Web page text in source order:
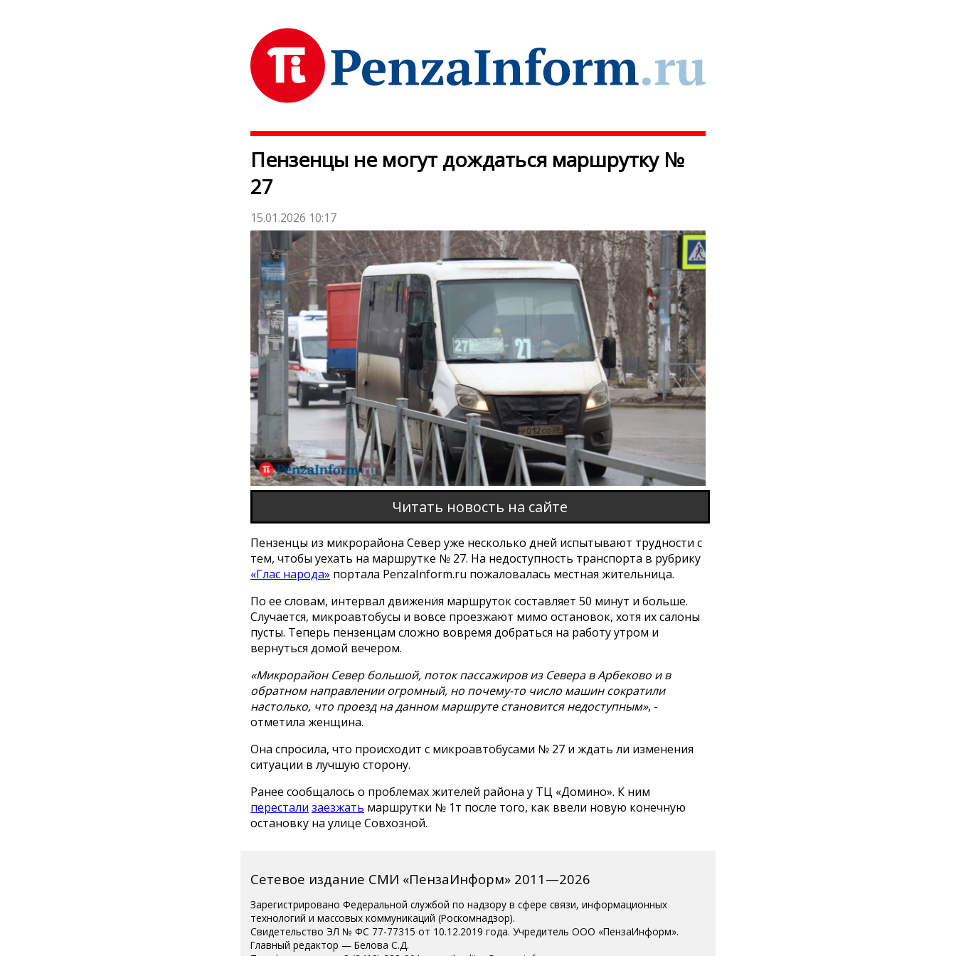
Пензенцы не могут дождаться маршрутку №
27
15.01.2026 10:17
Читать новость на сайте
Пензенцы из микрорайона Север уже несколько дней испытывают трудности с
тем, чтобы уехать на маршрутке № 27. На недоступность транспорта в рубрику
«Глас народа» портала PenzaInform.ru пожаловалась местная жительница.
По ее словам, интервал движения маршруток составляет 50 минут и больше.
Случается, микроавтобусы и вовсе проезжают мимо остановок, хотя их салоны
пусты. Теперь пензенцам сложно вовремя добраться на работу утром и
вернуться домой вечером.
«Микрорайон Север большой, поток пассажиров из Севера в Арбеково и в
обратном направлении огромный, но почему-то число машин сократили
настолько, что проезд на данном маршруте становится недоступным», -
отметила женщина.
Она спросила, что происходит с микроавтобусами № 27 и ждать ли изменения
ситуации в лучшую сторону.
Ранее сообщалось о проблемах жителей района у ТЦ «Домино». К ним
перестали заезжать маршрутки № 1т после того, как ввели новую конечную
остановку на улице Совхозной.
Сетевое издание СМИ «ПензаИнформ» 2011—2026
Зарегистрировано Федеральной службой по надзору в сфере связи, информационных
технологий и массовых коммуникаций (Роскомнадзор).
Свидетельство ЭЛ № ФС 77-77315 от 10.12.2019 года. Учредитель ООО «ПензаИнформ».
Главный редактор — Белова С.Д.